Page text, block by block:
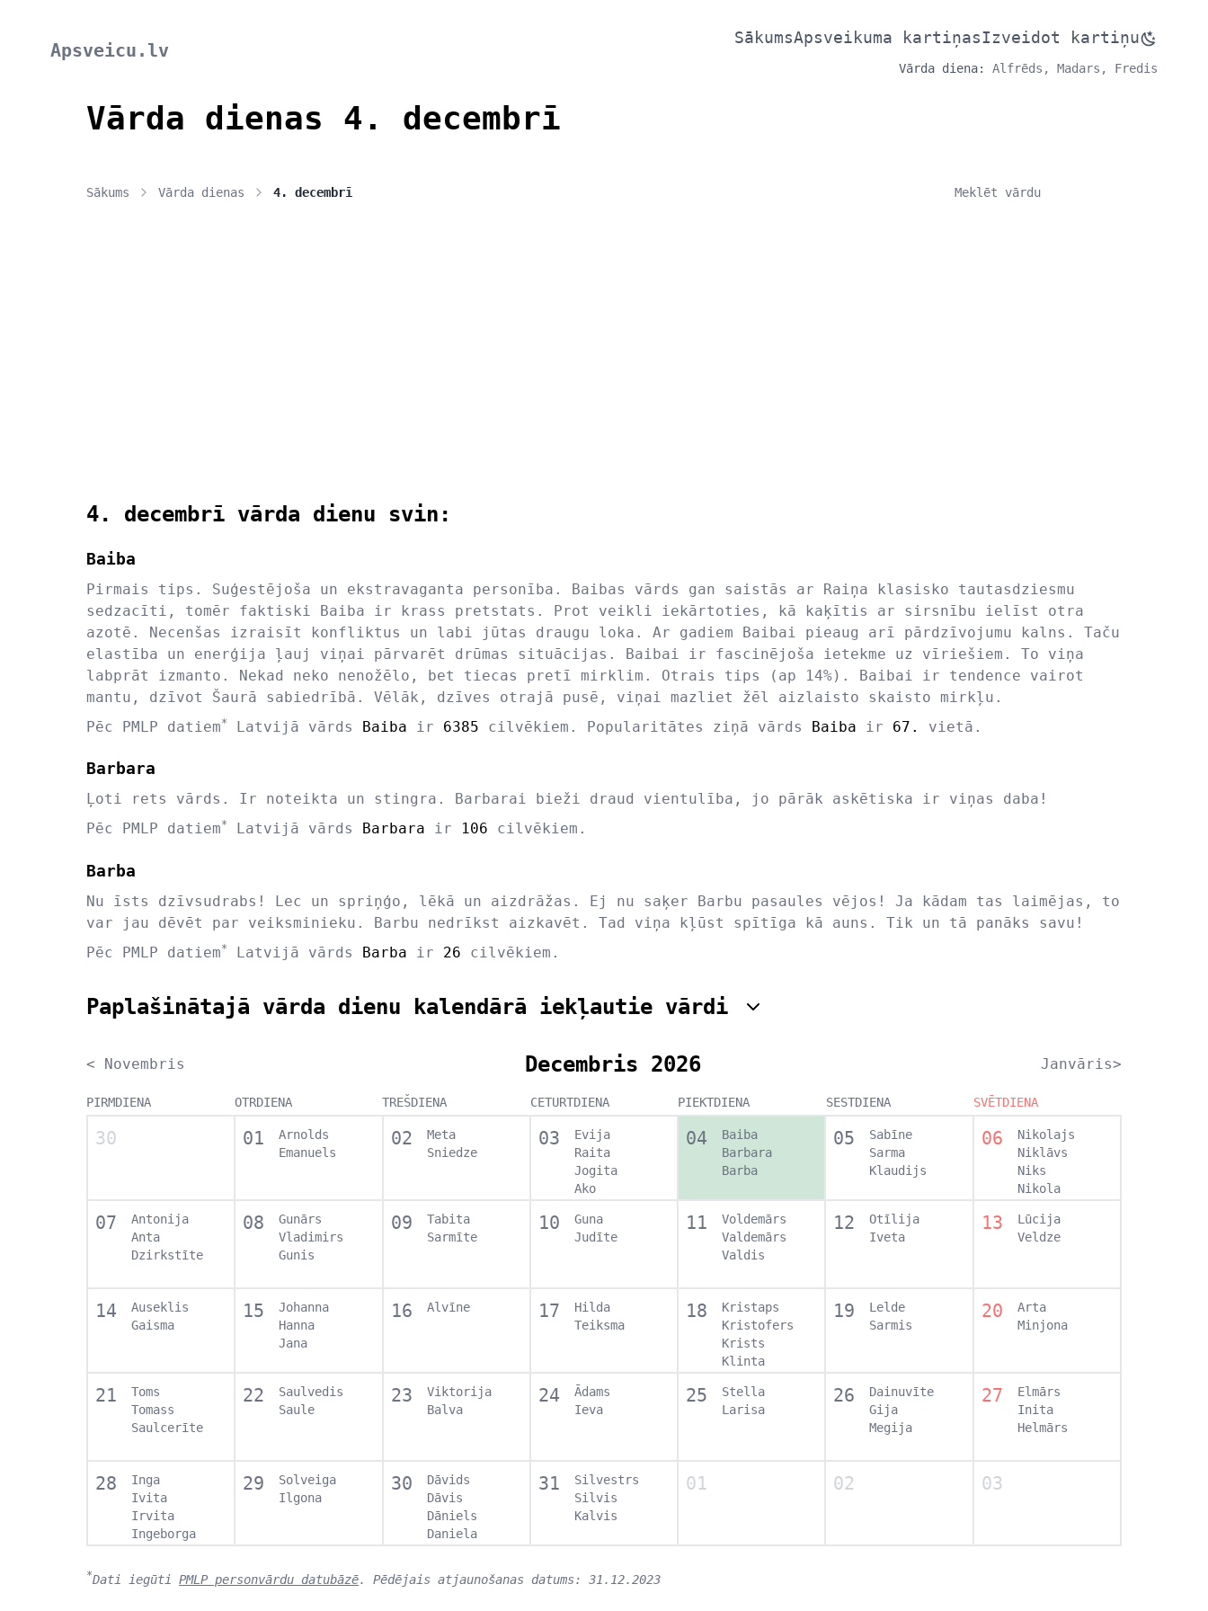
Apsveicu.lv
SākumsApsveikuma kartiņasIzveidot kartiņu
Vārda diena: Alfrēds, Madars, Fredis
Vārda dienas 4. decembrī
Sākums Vārda dienas 4. decembrī
4. decembrī vārda dienu svin:
Baiba
Pirmais tips. Suģestējoša un ekstravaganta personība. Baibas vārds gan saistās ar Raiņa klasisko tautasdziesmu
sedzacīti, tomēr faktiski Baiba ir krass pretstats. Prot veikli iekārtoties, kā kaķītis ar sirsnību ielīst otra
azotē. Necenšas izraisīt konfliktus un labi jūtas draugu loka. Ar gadiem Baibai pieaug arī pārdzīvojumu kalns. Taču
elastība un enerģija ļauj viņai pārvarēt drūmas situācijas. Baibai ir fascinējoša ietekme uz vīriešiem. To viņa
labprāt izmanto. Nekad neko nenožēlo, bet tiecas pretī mirklim. Otrais tips (ap 14%). Baibai ir tendence vairot
mantu, dzīvot Šaurā sabiedrībā. Vēlāk, dzīves otrajā pusē, viņai mazliet žēl aizlaisto skaisto mirkļu.
Pēc PMLP datiem* Latvijā vārds Baiba ir 6385 cilvēkiem. Popularitātes ziņā vārds Baiba ir 67. vietā.
Barbara
Ļoti rets vārds. Ir noteikta un stingra. Barbarai bieži draud vientulība, jo pārāk askētiska ir viņas daba!
Pēc PMLP datiem* Latvijā vārds Barbara ir 106 cilvēkiem.
Barba
Nu īsts dzīvsudrabs! Lec un spriņģo, lēkā un aizdrāžas. Ej nu saķer Barbu pasaules vējos! Ja kādam tas laimējas, to
var jau dēvēt par veiksminieku. Barbu nedrīkst aizkavēt. Tad viņa kļūst spītīga kā auns. Tik un tā panāks savu!
Pēc PMLP datiem* Latvijā vārds Barba ir 26 cilvēkiem.
Paplašinātajā vārda dienu kalendārā iekļautie vārdi
< Novembris Decembris 2026 Janvāris>
PIRMDIENA OTRDIENA TREŠDIENA CETURTDIENA PIEKTDIENA SESTDIENA SVĒTDIENA
30 01
Arnolds
Emanuels
02
Meta
Sniedze
03
Evija
Raita
Jogita
Ako
04
Baiba
Barbara
Barba
05
Sabīne
Sarma
Klaudijs
06
Nikolajs
Niklāvs
Niks
Nikola
07
Antonija
Anta
Dzirkstīte
08
Gunārs
Vladimirs
Gunis
09
Tabita
Sarmīte
10
Guna
Judīte
11
Voldemārs
Valdemārs
Valdis
12
Otīlija
Iveta
13
Lūcija
Veldze
14
Auseklis
Gaisma
15
Johanna
Hanna
Jana
16 Alvīne 17
Hilda
Teiksma
18
Kristaps
Kristofers
Krists
Klinta
19
Lelde
Sarmis
20
Arta
Minjona
21
Toms
Tomass
Saulcerīte
22
Saulvedis
Saule
23
Viktorija
Balva
24
Ādams
Ieva
25
Stella
Larisa
26
Dainuvīte
Gija
Megija
27
Elmārs
Inita
Helmārs
28
Inga
Ivita
Irvita
Ingeborga
29
Solveiga
Ilgona
30
Dāvids
Dāvis
Dāniels
Daniela
31
Silvestrs
Silvis
Kalvis
01 02 03
*Dati iegūti PMLP personvārdu datubāzē. Pēdējais atjaunošanas datums: 31.12.2023